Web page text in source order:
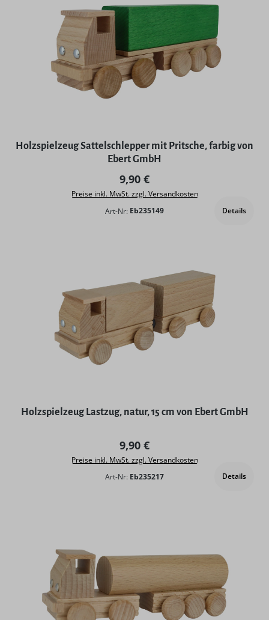
Holzspielzeug Sattelschlepper mit Pritsche, farbig von
Ebert GmbH
Regulärer Preis:
9,90 €
Preise inkl. MwSt. zzgl. Versandkosten
Art-Nr: Eb235149 Details
Holzspielzeug Lastzug, natur, 15 cm von Ebert GmbH
Regulärer Preis:
9,90 €
Preise inkl. MwSt. zzgl. Versandkosten
Art-Nr: Eb235217 Details